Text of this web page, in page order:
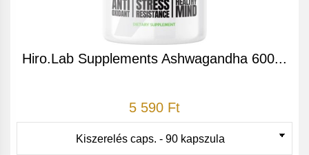
Hiro.Lab Supplements Ashwagandha 600...
5 590 Ft